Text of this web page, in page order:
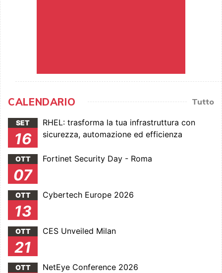
CALENDARIO Tutto
SET
16
RHEL: trasforma la tua infrastruttura con
sicurezza, automazione ed efficienza
OTT
07
Fortinet Security Day - Roma
OTT
13
Cybertech Europe 2026
OTT
21
CES Unveiled Milan
OTT NetEye Conference 2026